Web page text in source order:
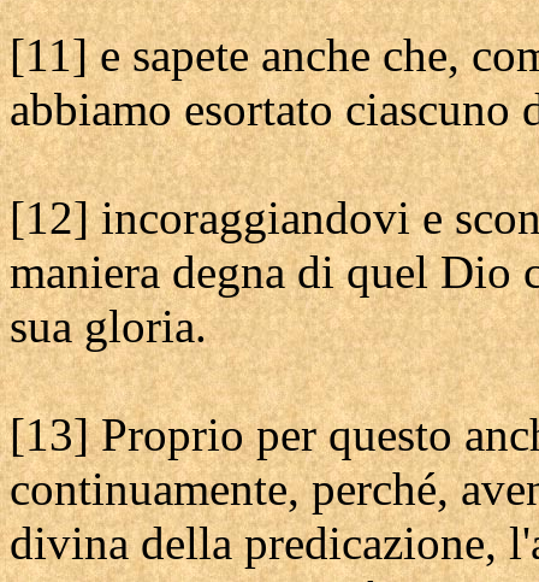
[11] e sapete anche che,
abbiamo esortato ciascuno
[12] incoraggiandovi e
maniera degna di quel Dio
sua gloria.
[13] Proprio per questo
continuamente, perché,
divina della predicazione,